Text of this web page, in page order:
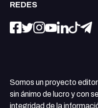
REDES
Somos un proyecto
sin ánimo de lucro y con
integridad de la